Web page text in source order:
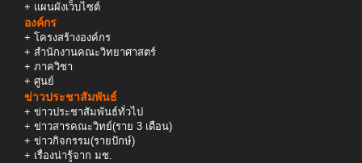
+ แผนผังเว็บไซต์
องค์กร
+ โครงสร้างองค์กร
+ สำนักงานคณะวิทยาศาสตร์
+ ภาควิชา
+ ศูนย์
ข่าวประชาสัมพันธ์
+ ข่าวประชาสัมพันธ์ทั่วไป
+ ข่าวสารคณะวิทย์(ราย 3 เดือน)
+ ข่าวกิจกรรม(รายปักษ์)
+ เรื่องน่ารู้จาก มช.